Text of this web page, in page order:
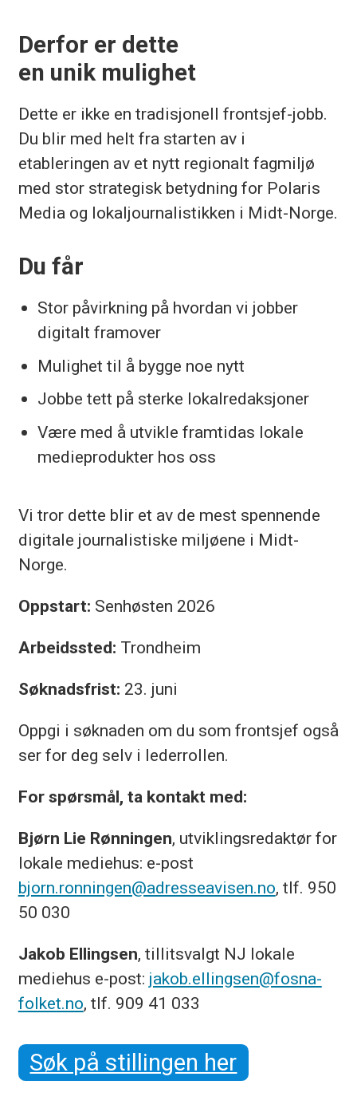
Derfor er dette
en unik mulighet
Dette er ikke en tradisjonell frontsjef-jobb.
Du blir med helt fra starten av i
etableringen av et nytt regionalt fagmiljø
med stor strategisk betydning for Polaris
Media og lokaljournalistikken i Midt-Norge.
Du får
Stor påvirkning på hvordan vi jobber
digitalt framover
Mulighet til å bygge noe nytt
Jobbe tett på sterke lokalredaksjoner
Være med å utvikle framtidas lokale
medieprodukter hos oss
Vi tror dette blir et av de mest spennende
digitale journalistiske miljøene i Midt-
Norge.
Oppstart: Senhøsten 2026
Arbeidssted: Trondheim
Søknadsfrist: 23. juni
Oppgi i søknaden om du som frontsjef også
ser for deg selv i lederrollen.
For spørsmål, ta kontakt med:
Bjørn Lie Rønningen, utviklingsredaktør for
lokale mediehus: e-post
bjorn.ronningen@adresseavisen.no, tlf. 950
50 030
Jakob Ellingsen, tillitsvalgt NJ lokale
mediehus e-post: jakob.ellingsen@fosna-
folket.no, tlf. 909 41 033
Søk på stillingen her